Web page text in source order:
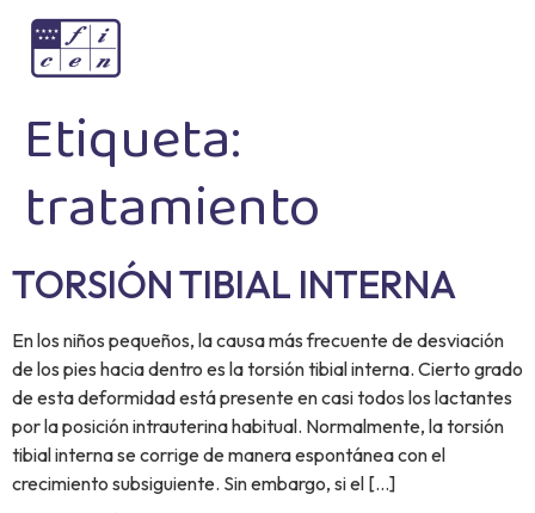
Etiqueta:
tratamiento
TORSIÓN TIBIAL INTERNA
En los niños pequeños, la causa más frecuente de desviación
de los pies hacia dentro es la torsión tibial interna. Cierto grado
de esta deformidad está presente en casi todos los lactantes
por la posición intrauterina habitual. Normalmente, la torsión
tibial interna se corrige de manera espontánea con el
crecimiento subsiguiente. Sin embargo, si el […]